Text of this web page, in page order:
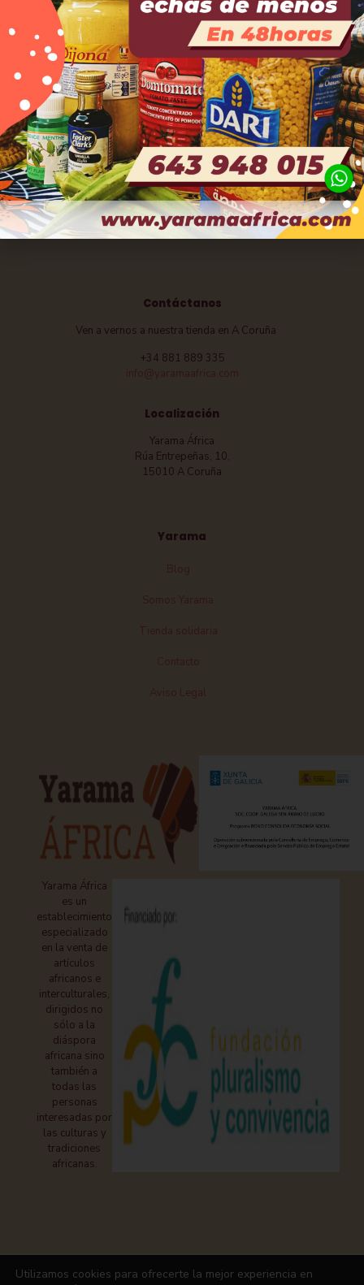
Kinkeliba SAFNA 150GR
4,00€
Hojas de moringa ZENA
100g.
1,50 €
Contáctanos
Ven a vernos a nuestra tienda en A Coruña
+34 881 889 335
Localización
Yarama África
Rúa Entrepeñas, 10,
15010 A Coruña
Yarama
Yarama África
es un
establecimiento
especializado
en la venta de
artículos
africanos e
interculturales,
dirigidos no
sólo a la
diáspora
africana sino
también a
todas las
personas
interesadas por
las culturas y
tradiciones
africanas.
Utilizamos cookies para ofrecerte la mejor experiencia en